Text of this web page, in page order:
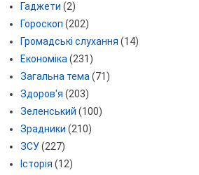
Гаджети (2)
Гороскоп (202)
Громадські слухання (14)
Економіка (231)
Загальна тема (71)
Здоров'я (203)
Зеленський (100)
Зрадники (210)
ЗСУ(227)
Історія (12)